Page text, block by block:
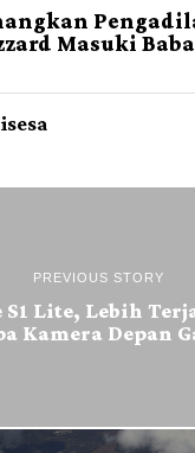
Masuki
PREVIOUS STORY
S1 Lite, Lebih
Kamera Depan